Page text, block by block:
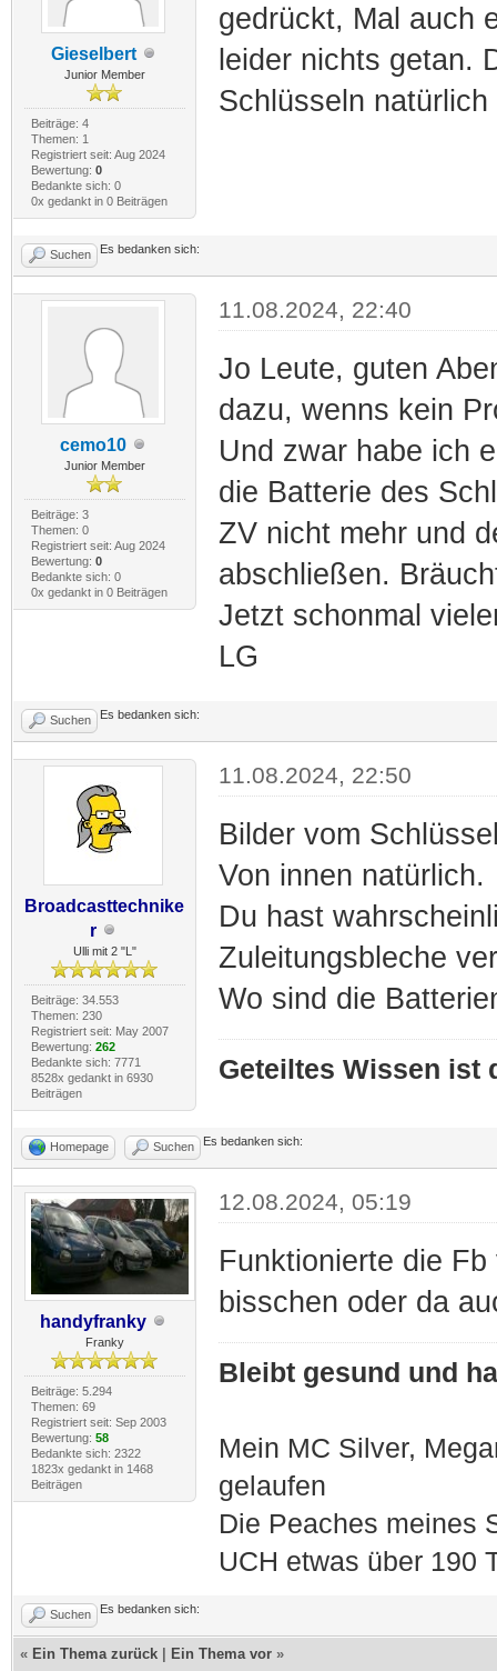
Gieselbert
Junior Member
Beiträge: 4
Themen: 1
Registriert seit: Aug 2024
Bewertung: 0
Bedankte sich: 0
0x gedankt in 0 Beiträgen
gedrückt, Mal auch
leider nichts getan.
Schlüsseln
Suchen Es bedanken sich:
cemo10
Junior Member
Beiträge: 3
Themen: 0
Registriert seit: Aug 2024
Bewertung: 0
Bedankte sich: 0
0x gedankt in 0 Beiträgen
11.08.2024, 22:40
Jo Leute, guten
dazu, wenns kein
Und zwar habe ich
die Batterie des
ZV nicht mehr und
abschließen.
Jetzt schonmal
LG
Suchen Es bedanken sich:
Broadcasttechnike
r
Ulli mit 2 "L"
Beiträge: 34.553
Themen: 230
Registriert seit: May 2007
Bewertung: 262
Bedankte sich: 7771
8528x gedankt in 6930
Beiträgen
11.08.2024, 22:50
Bilder vom
Von innen natürlich.
Du hast
Zuleitungsbleche
Wo sind die
Geteiltes Wissen ist
Homepage Suchen Es bedanken sich:
handyfranky
Franky
Beiträge: 5.294
Themen: 69
Registriert seit: Sep 2003
Bewertung: 58
Bedankte sich: 2322
1823x gedankt in 1468
Beiträgen
12.08.2024, 05:19
Funktionierte die
bisschen oder da
Bleibt gesund und
Mein MC Silver,
gelaufen
Die Peaches meines
UCH etwas über 190
Suchen Es bedanken sich:
« Ein Thema zurück Ein Thema vor »